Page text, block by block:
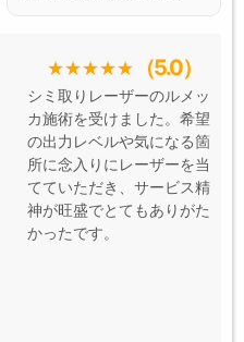
（5.0）
シミ取りレーザーのルメッ
カ施術を受けました。希望
の出力レベルや気になる箇
所に念入りにレーザーを当
てていただき、サービス精
神が旺盛でとてもありがた
かったです。